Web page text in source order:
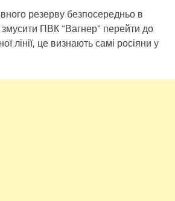
резерву безпосередньо в
ПВК “Вагнер” перейти до
лінії, це визнають самі росіяни у